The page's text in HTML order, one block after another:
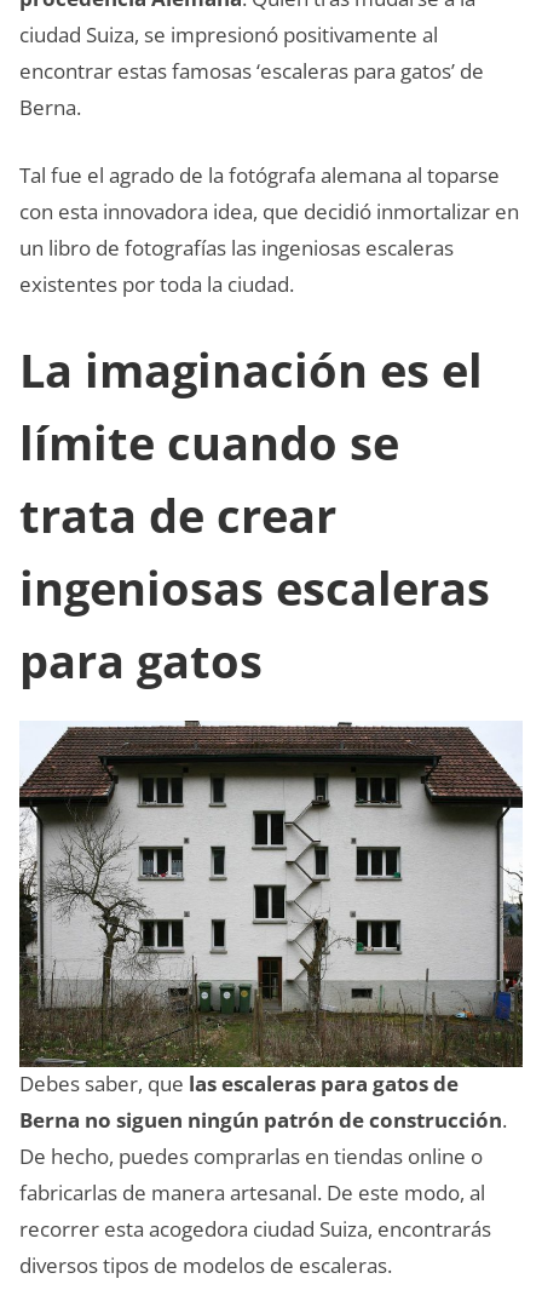
ciudad Suiza, se impresionó positivamente al
encontrar estas famosas ‘escaleras para gatos’ de
Berna.
Tal fue el agrado de la fotógrafa alemana al toparse
con esta innovadora idea, que decidió inmortalizar en
un libro de fotografías las ingeniosas escaleras
existentes por toda la ciudad.
La imaginación es el
límite cuando se
trata de crear
ingeniosas escaleras
para gatos
Debes saber, que las escaleras para gatos de
Berna no siguen ningún patrón de construcción.
De hecho, puedes comprarlas en tiendas online o
fabricarlas de manera artesanal. De este modo, al
recorrer esta acogedora ciudad Suiza, encontrarás
diversos tipos de modelos de escaleras.